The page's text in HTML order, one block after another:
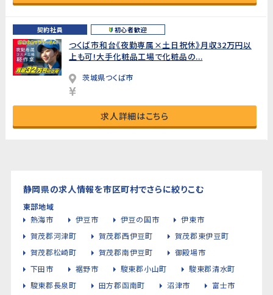
契約社員 初心者歓迎
つくば市和台《夜勤専属×土日祝休》月収32万円以
上も可!大手化粧品工場で化粧品の...
茨城県つくば市
求人詳細はこちら
静岡県の求人情報を市区町村でさらに絞りこむ
東部地域
熱海市
伊豆市 伊豆の国市
伊東市
賀茂郡河津町
賀茂郡西伊豆町
賀茂郡東伊豆町
賀茂郡松崎町
賀茂郡南伊豆町
御殿場市
下田市
裾野市 駿東郡小山町
駿東郡清水町
駿東郡長泉町
田方郡函南町 沼津市
富士市